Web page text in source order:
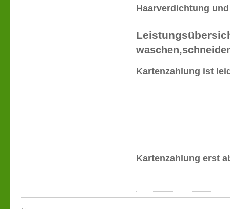
Haarverdichtung
Kartenzahlung ist
Kartenzahlung erst